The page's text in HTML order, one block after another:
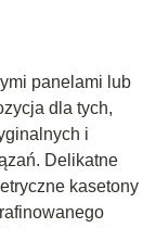
panelami lub
dla tych,
i
Delikatne
kasetony